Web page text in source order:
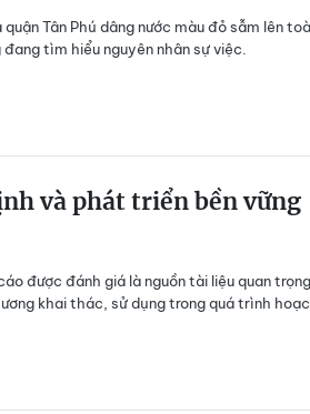
Tân Phú dâng nước màu đỏ sẫm lên
tìm hiểu nguyên nhân sự việc.
và phát triển bền vững
được đánh giá là nguồn tài liệu quan trọng,
khai thác, sử dụng trong quá trình